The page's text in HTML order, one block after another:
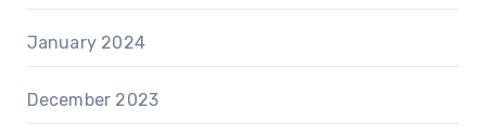
January 2024
December 2023